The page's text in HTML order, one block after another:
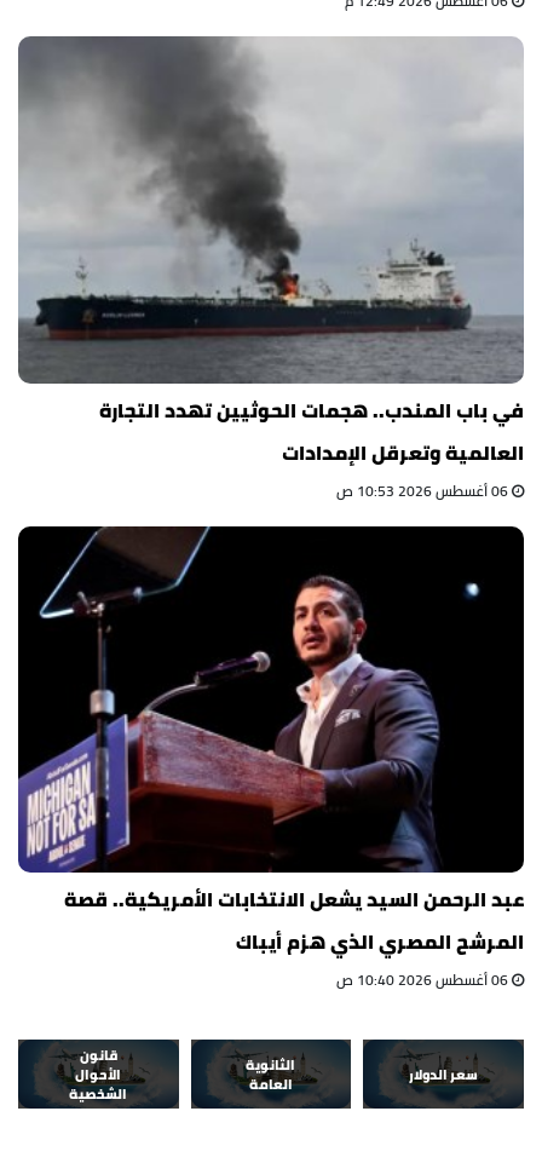
في باب المندب.. هجمات الحوثيين تهدد التجارة
العالمية وتعرقل الإمدادات
عبد الرحمن السيد يشعل الانتخابات الأمريكية.. قصة
المرشح المصري الذي هزم أيباك
سعر الدولار
الثانوية
العامة
قانون
الأحوال
الشخصية